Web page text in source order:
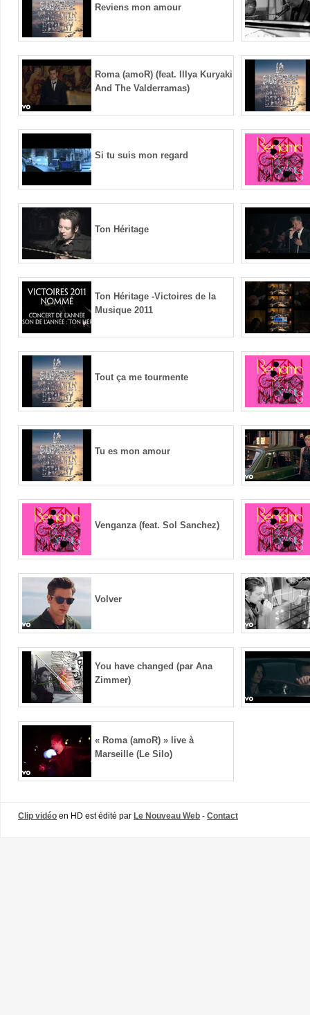
Reviens mon amour
Roma (amoR) (feat. Illya Kuryaki
And The Valderramas)
Si tu suis mon regard
Ton Héritage
Ton Héritage -Victoires de la
Musique 2011
Tout ça me tourmente
Tu es mon amour
Venganza (feat. Sol Sanchez)
Volver
You have changed (par Ana
Zimmer)
« Roma (amoR) » live à
Marseille (Le Silo)
Clip vidéo en HD est édité par Le Nouveau Web - Contact